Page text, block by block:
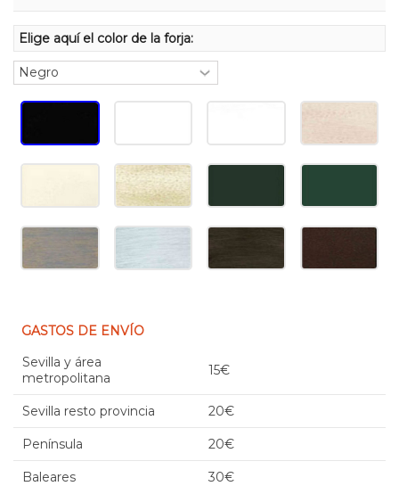
Elige aquí el color de la forja:
GASTOS DE ENVÍO
Sevilla y área
metropolitana
15€
Sevilla resto provincia 20€
Península 20€
Baleares 30€